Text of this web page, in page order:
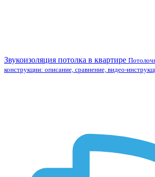
Звукоизоляция потолка в квартире
конструкции: описание, сравнение, видео-